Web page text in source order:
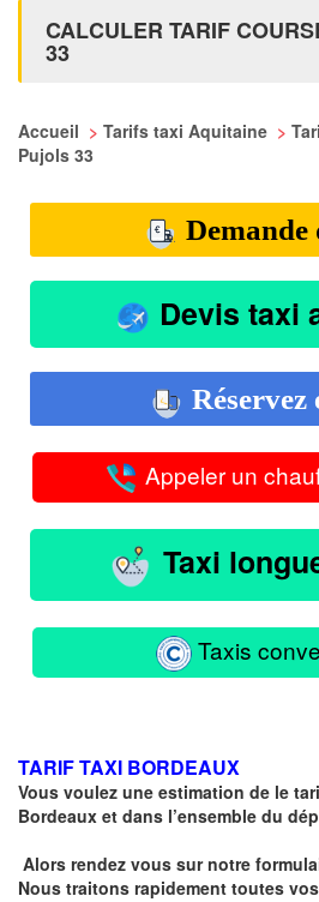
CALCULER TARIF
33
Accueil > Tarifs taxi Aquitaine >
Pujols 33
Demande
Devis taxi
Réservez
Appeler un
Taxi
Taxis
TARIF TAXI BORDEAUX
Vous voulez une estimation de le
Bordeaux et dans l’ensemble du
Alors rendez vous sur notre
Nous traitons rapidement toutes